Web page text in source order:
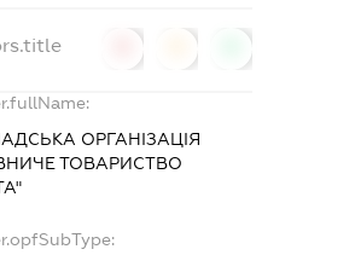
ОРГАНІЗАЦІЯ
ТОВАРИСТВО